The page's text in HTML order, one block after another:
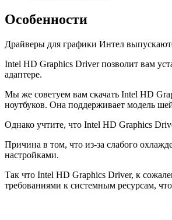
Особенности
Драйверы для графики Интел
Intel HD Graphics Driver позволит вам
адаптере.
Мы же советуем вам скачать Intel HD
ноутбуков. Она поддерживает модель
Однако учтите, что Intel HD Graphics
Причина в том, что из-за слабого
настройками.
Так что Intel HD Graphics Driver, к
требованиями к системным ресурсам,